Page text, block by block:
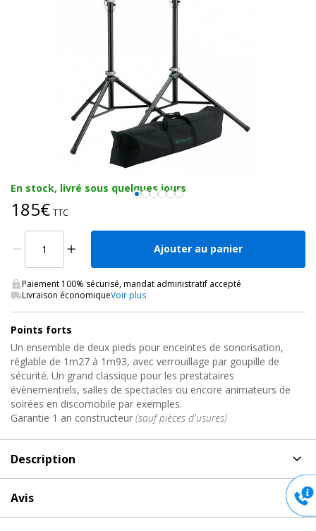
En stock, livré sous quelques jours
185€ TTC
Ajouter au panier
Paiement 100% sécurisé, mandat administratif accepté
Livraison économiqueVoir plus
Points forts
Un ensemble de deux pieds pour enceintes de sonorisation,
réglable de 1m27 à 1m93, avec verrouillage par goupille de
sécurité. Un grand classique pour les prestataires
évènementiels, salles de spectacles ou encore animateurs de
soirées en discomobile par exemples.
Garantie 1 an constructeur (sauf pièces d'usures)
Description
Meyer
Avis